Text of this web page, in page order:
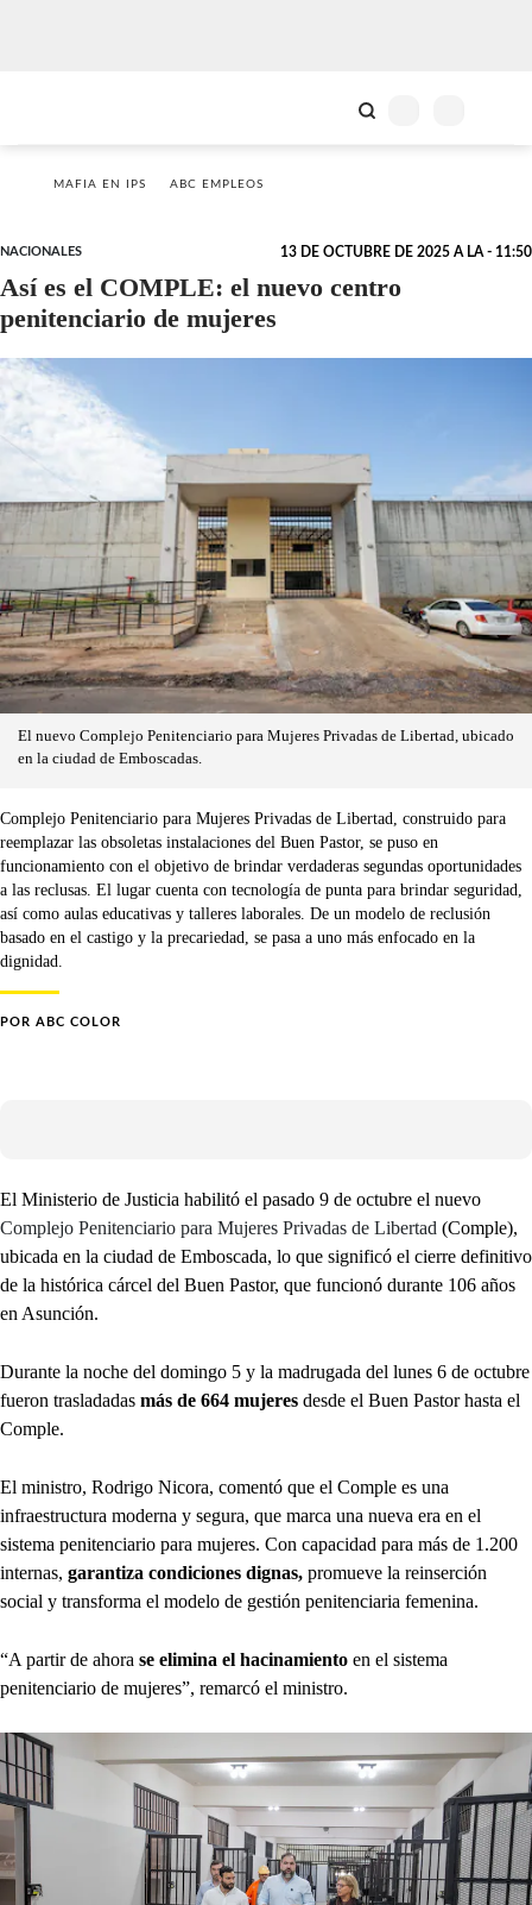
MAFIA EN IPS ABC EMPLEOS
NACIONALES 13 DE OCTUBRE DE 2025 A LA - 11:50
Así es el COMPLE: el nuevo centro
penitenciario de mujeres
El nuevo Complejo Penitenciario para Mujeres Privadas de Libertad, ubicado
en la ciudad de Emboscadas.
Complejo Penitenciario para Mujeres Privadas de Libertad, construido para
reemplazar las obsoletas instalaciones del Buen Pastor, se puso en
funcionamiento con el objetivo de brindar verdaderas segundas oportunidades
a las reclusas. El lugar cuenta con tecnología de punta para brindar seguridad,
así como aulas educativas y talleres laborales. De un modelo de reclusión
basado en el castigo y la precariedad, se pasa a uno más enfocado en la
dignidad.
POR ABC COLOR
El Ministerio de Justicia habilitó el pasado 9 de octubre el nuevo
Complejo Penitenciario para Mujeres Privadas de Libertad (Comple),
ubicada en la ciudad de Emboscada, lo que significó el cierre definitivo
de la histórica cárcel del Buen Pastor, que funcionó durante 106 años
en Asunción.
Durante la noche del domingo 5 y la madrugada del lunes 6 de octubre
fueron trasladadas más de 664 mujeres desde el Buen Pastor hasta el
Comple.
El ministro, Rodrigo Nicora, comentó que el Comple es una
infraestructura moderna y segura, que marca una nueva era en el
sistema penitenciario para mujeres. Con capacidad para más de 1.200
internas, garantiza condiciones dignas, promueve la reinserción
social y transforma el modelo de gestión penitenciaria femenina.
“A partir de ahora se elimina el hacinamiento en el sistema
penitenciario de mujeres”, remarcó el ministro.